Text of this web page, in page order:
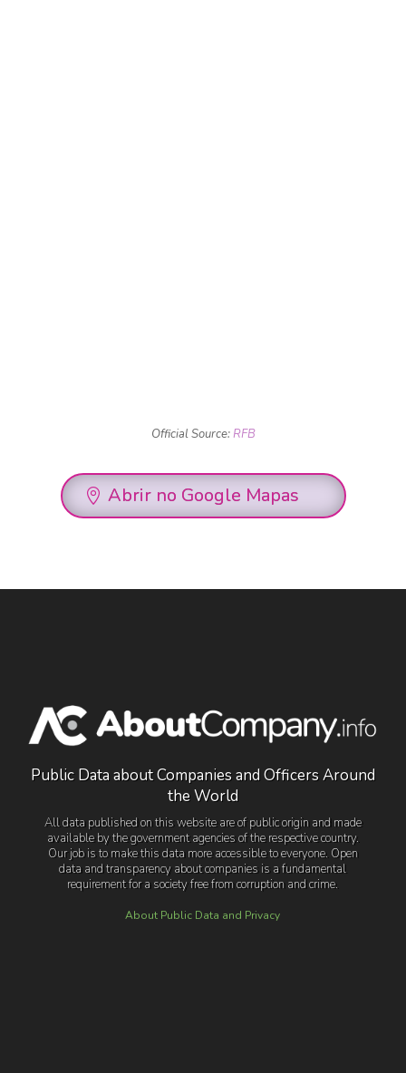
Official Source:RFB
Abrir no Google Mapas
Public Data about Companies and Officers Around
the World
All data published on this website are of public origin and made
available by the government agencies of the respective country.
Our job is to make this data more accessible to everyone. Open
data and transparency about companies is a fundamental
requirement for a society free from corruption and crime.
About Public Data and Privacy